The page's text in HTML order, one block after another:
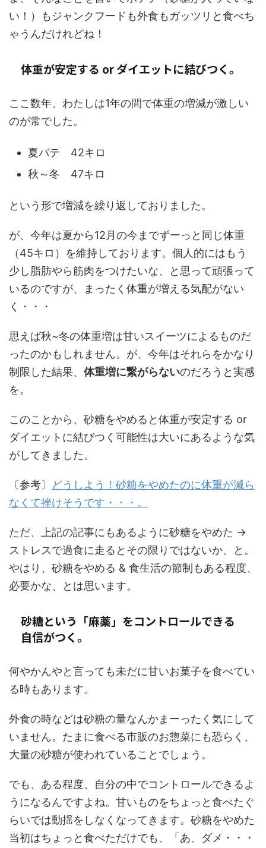
い！）もジャンクフードも外食もガッツリと食べち
ゃうんだけれどね！
体重が安定する or ダイエットに結びつく。
ここ数年、わたしは1年の間で体重の増減が激しい
のが常でした。
夏バテ 42キロ
秋～冬 47キロ
という形で増減を繰り返しておりました。
が、今年は夏から12月の今までずーっと同じ体重
（45キロ）を維持しております。個人的にはもう
少し脂肪やら筋肉をつけたいな、と思って頑張って
いるのですが、まったく体重が増える気配がない
く・・・
思えば秋~冬の体重増は甘いスイーツによるものだ
ったのかもしれません。が、今年はそれらをかなり
制限した結果、 体重増に繋がらないのだろうと実感
を。
このことから、砂糖をやめると体重が安定する or
ダイエットに結びつく可能性は大いにあるような気
がしてきました。
〔参考〕
どうしよう！砂糖をやめたのに体重が減ら
なくて挫けそうです・・・。
ただ、上記の記事にもあるように砂糖をやめた →
ストレスで過食に走るとその限りではないか、と。
やはり、砂糖をやめる & 食生活の節制もある程度、
必要かな、とは思います。
砂糖という「麻薬」をコントロールできる
自信がつく。
何やかんやと言っても未だに甘いお菓子を食べてい
る時もあります。
外食の時などは砂糖の量なんかまーったく気にして
いません。たまに食べる市販のお惣菜にも恐らく、
大量の砂糖が使われていることでしょう。
でも、ある程度、自分の中でコントロールできるよ
うになるんですよね。甘いものをちょっと食べたぐ
らいでは動揺をしなくなってきます。砂糖をやめた
当初はちょっと食べただけでも、「あ、ダメ・・・